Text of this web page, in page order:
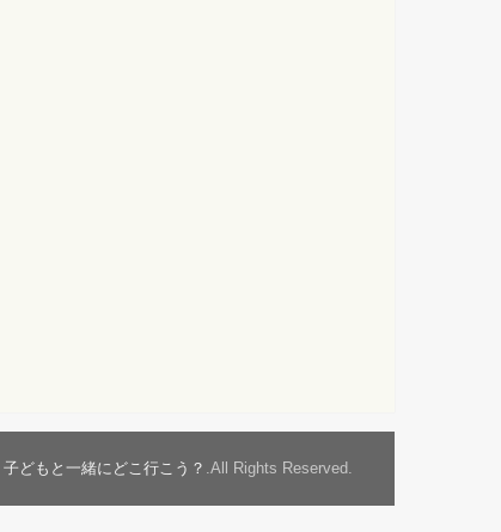
子どもと一緒にどこ行こう？ .All Rights Reserved.